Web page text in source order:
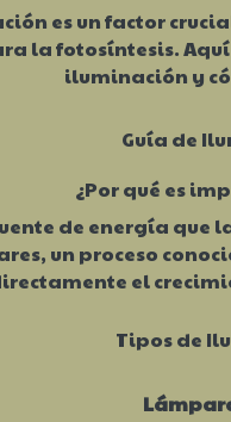
es un factor
la fotosíntesis.
iluminación y
Guía de
¿Por qué es
de energía
un proceso
el
Tipos de